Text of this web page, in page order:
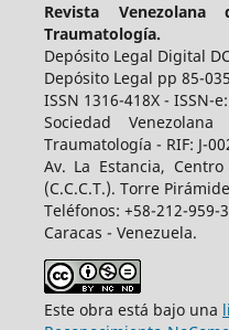
Revista
Traumatología.
Depósito Legal Digital
Depósito Legal pp 85-
ISSN 1316-418X - ISSN-
Sociedad
Traumatología - RIF: J-
Av. La Estancia,
(C.C.C.T.). Torre
Teléfonos: +58-212-
Caracas - Venezuela.
Este obra está bajo una